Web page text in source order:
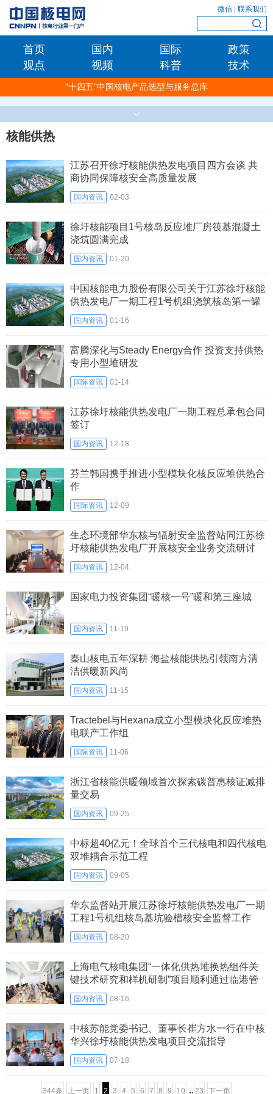
微信 联系我们
首页 国内 国际
政策
观点
视频 科普 技术
"十四五"中国核电产品选型与服务总库
核能供热
江苏召开徐圩核能供热发电项目四方会谈 共
商协同保障核安全高质量发展
国内资讯 02-03
徐圩核能项目1号核岛反应堆厂房筏基混凝土
浇筑圆满完成
国内资讯 01-20
中国核能电力股份有限公司关于江苏徐圩核能
供热发电厂一期工程1号机组浇筑核岛第一罐
混凝土的公告
国内资讯 01-16
富腾深化与Steady Energy合作 投资支持供热
专用小型堆研发
国际资讯 01-14
江苏徐圩核能供热发电厂一期工程总承包合同
签订
国内资讯 12-18
芬兰韩国携手推进小型模块化核反应堆供热合
作
国际资讯 12-09
生态环境部华东核与辐射安全监督站同江苏徐
圩核能供热发电厂开展核安全业务交流研讨
国内资讯 12-04
国家电力投资集团“暖核一号”暖和第三座城
国内资讯 11-19
秦山核电五年深耕 海盐核能供热引领南方清
洁供暖新风尚
国内资讯 11-15
Tractebel与Hexana成立小型模块化反应堆热
电联产工作组
国际资讯 11-06
浙江省核能供暖领域首次探索碳普惠核证减排
量交易
国内资讯 09-25
中标超40亿元！全球首个三代核电和四代核电
双堆耦合示范工程
国内资讯 09-05
华东监督站开展江苏徐圩核能供热发电厂一期
工程1号机组核岛基坑验槽核安全监督工作
国内资讯 08-20
上海电气核电集团“一体化供热堆换热组件关
键技术研究和样机研制”项目顺利通过临港管
委会验收
国内资讯 08-16
中核苏能党委书记、董事长崔方水一行在中核
华兴徐圩核能供热发电项目交流指导
国内资讯 07-18
344条 上一页 1 2 3 4 5 6 7 8 9 10 .. 23 下一页